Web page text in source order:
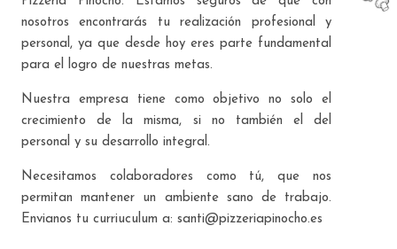
nosotros encontrarás tu realización profesional y
personal, ya que desde hoy eres parte fundamental
para el logro de nuestras metas.
Nuestra empresa tiene como objetivo no solo el
crecimiento de la misma, si no también el del
personal y su desarrollo integral.
Necesitamos colaboradores como tú, que nos
permitan mantener un ambiente sano de trabajo.
Envianos tu curriuculum a: santi@pizzeriapinocho.es